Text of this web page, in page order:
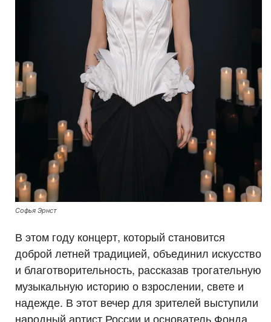
Софья Эрнст
В этом году концерт, который становится
доброй летней традицией, объединил искусство
и благотворительность, рассказав трогательную
музыкальную историю о взрослении, свете и
надежде. В этот вечер для зрителей выступили
народный артист России и основатель Фонда